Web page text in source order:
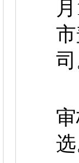
司
选